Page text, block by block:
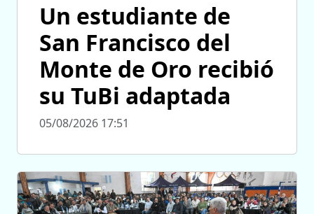
Un estudiante de
San Francisco del
Monte de Oro recibió
su TuBi adaptada
05/08/2026 17:51